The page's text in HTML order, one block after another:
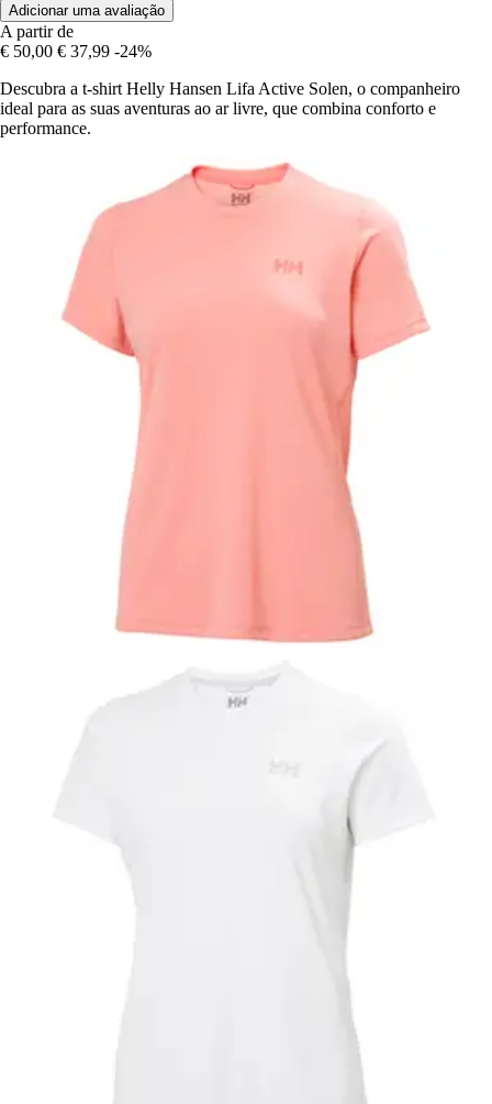
Adicionar uma avaliação
A partir de
€ 50,00 € 37,99 -24%
Descubra a t-shirt Helly Hansen Lifa Active Solen, o companheiro
ideal para as suas aventuras ao ar livre, que combina conforto e
performance.